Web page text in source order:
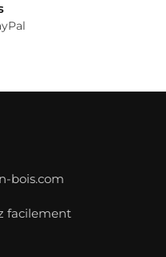
bois.com
facilement